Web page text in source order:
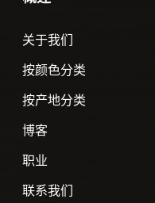
关于我们
按颜色分类
按产地分类
博客
职业
联系我们